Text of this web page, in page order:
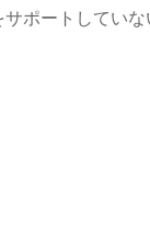
ポートしていな